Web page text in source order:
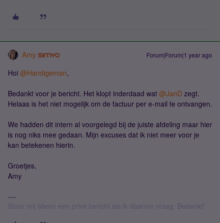
Amy Forum|Forum|1 year ago
Hoi ​ @Handigeman,
Bedankt voor je bericht. Het klopt inderdaad wat ​ @JanD zegt.
Helaas is het niet mogelijk om de factuur per e-mail te ontvangen.
We hadden dit intern al voorgelegd bij de juiste afdeling maar hier
is nog niks mee gedaan. Mijn excuses dat ik niet meer voor je
kan betekenen hierin.
Groetjes,
Amy
Stuur mij alleen een privé bericht als ik daarom vraag. Bedankt!